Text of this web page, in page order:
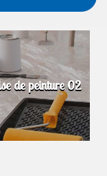
de peinture 02